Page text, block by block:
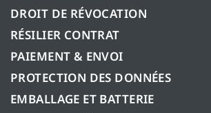
DROIT DE RÉVOCATION
RÉSILIER CONTRAT
PAIEMENT & ENVOI
PROTECTION DES DONNÉES
EMBALLAGE ET BATTERIE